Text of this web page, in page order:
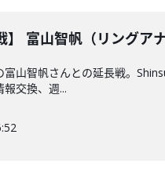
富山智帆（リングアナ
山智帆さんとの延長戦。
交換、週...